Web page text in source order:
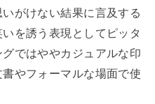
がけない結果に言及する
を誘う表現としてピッタ
ではややカジュアルな印
やフォーマルな場面で使